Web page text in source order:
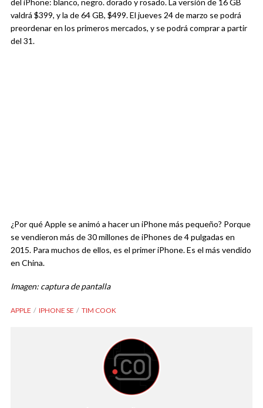
del iPhone: blanco, negro. dorado y rosado. La versión de 16 GB
valdrá $399, y la de 64 GB, $499. El jueves 24 de marzo se podrá
preordenar en los primeros mercados, y se podrá comprar a partir
del 31.
¿Por qué Apple se animó a hacer un iPhone más pequeño? Porque
se vendieron más de 30 millones de iPhones de 4 pulgadas en
2015. Para muchos de ellos, es el primer iPhone. Es el más vendido
en China.
Imagen: captura de pantalla
APPLE IPHONE SE TIM COOK